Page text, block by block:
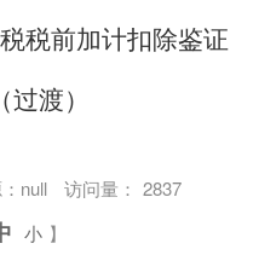
税前加计扣除鉴证
渡）
null 访问量： 2837
小 】